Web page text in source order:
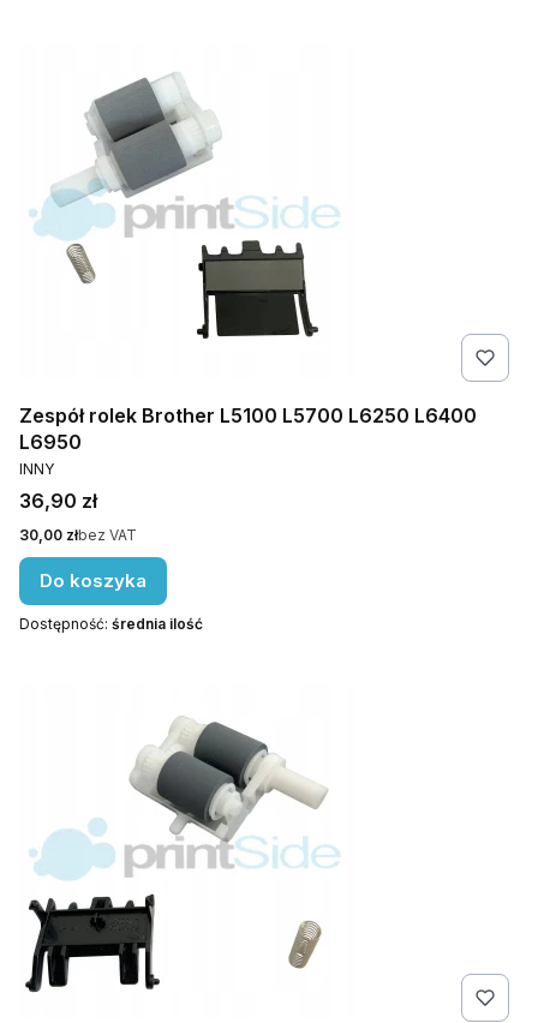
Zespół rolek Brother L5100 L5700 L6250 L6400
L6950
PRODUCENT
INNY
Cena
36,90 zł
Cena
30,00 złbez VAT
Do koszyka
Dostępność: średnia ilość